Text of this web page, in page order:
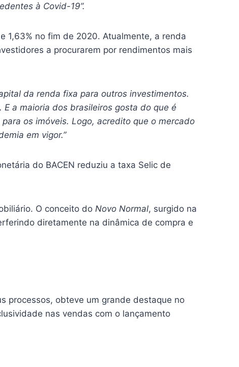
à Covid-19”.
1,63% no fim de 2020. Atualmente, a renda
a procurarem por rendimentos mais
da renda fixa para outros investimentos.
a maioria dos brasileiros gosta do que é
os imóveis. Logo, acredito que o mercado
em vigor.”
do BACEN reduziu a taxa Selic de
O conceito do Novo Normal, surgido na
diretamente na dinâmica de compra e
processos, obteve um grande destaque no
nas vendas com o lançamento